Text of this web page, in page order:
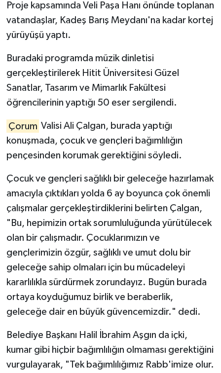
Proje kapsamında Veli Paşa Hanı önünde toplanan
vatandaşlar, Kadeş Barış Meydanı'na kadar kortej
yürüyüşü yaptı.
Buradaki programda müzik dinletisi
gerçekleştirilerek Hitit Üniversitesi Güzel
Sanatlar, Tasarım ve Mimarlık Fakültesi
öğrencilerinin yaptığı 50 eser sergilendi.
Çorum Valisi Ali Çalgan, burada yaptığı
konuşmada, çocuk ve gençleri bağımlılığın
pençesinden korumak gerektiğini söyledi.
Çocuk ve gençleri sağlıklı bir geleceğe hazırlamak
amacıyla çıktıkları yolda 6 ay boyunca çok önemli
çalışmalar gerçekleştirdiklerini belirten Çalgan,
"Bu, hepimizin ortak sorumluluğunda yürütülecek
olan bir çalışmadır. Çocuklarımızın ve
gençlerimizin özgür, sağlıklı ve umut dolu bir
geleceğe sahip olmaları için bu mücadeleyi
kararlılıkla sürdürmek zorundayız. Bugün burada
ortaya koyduğumuz birlik ve beraberlik,
geleceğe dair en büyük güvencemizdir." dedi.
Belediye Başkanı Halil İbrahim Aşgın da içki,
kumar gibi hiçbir bağımlılığın olmaması gerektiğini
vurgulayarak, "Tek bağımlılığımız Rabb'imize olur.